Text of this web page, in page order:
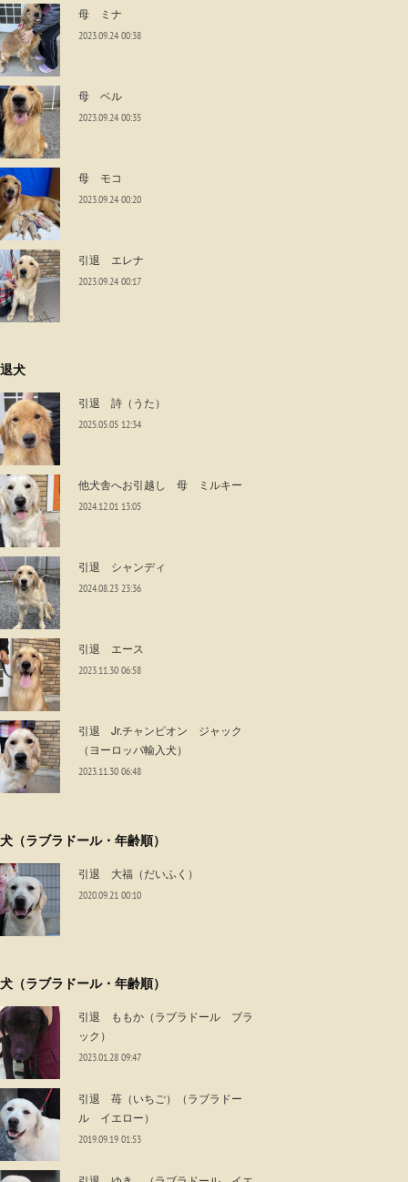
母 ミナ
2023.09.24 00:38
母 ベル
2023.09.24 00:35
母 モコ
2023.09.24 00:20
引退 エレナ
2023.09.24 00:17
犬
引退 詩（うた）
2025.05.05 12:34
他犬舎へお引越し 母 ミルキー
2024.12.01 13:05
引退 シャンディ
2024.08.23 23:36
引退 エース
2023.11.30 06:58
引退 Jr.チャンピオン ジャック
（ヨーロッパ輸入犬）
2023.11.30 06:48
（ラブラドール・年齢順）
引退 大福（だいふく）
2020.09.21 00:10
（ラブラドール・年齢順）
引退 ももか（ラブラドール ブラ
ック）
2023.01.28 09:47
引退 苺（いちご）（ラブラドー
ル イエロー）
2019.09.19 01:53